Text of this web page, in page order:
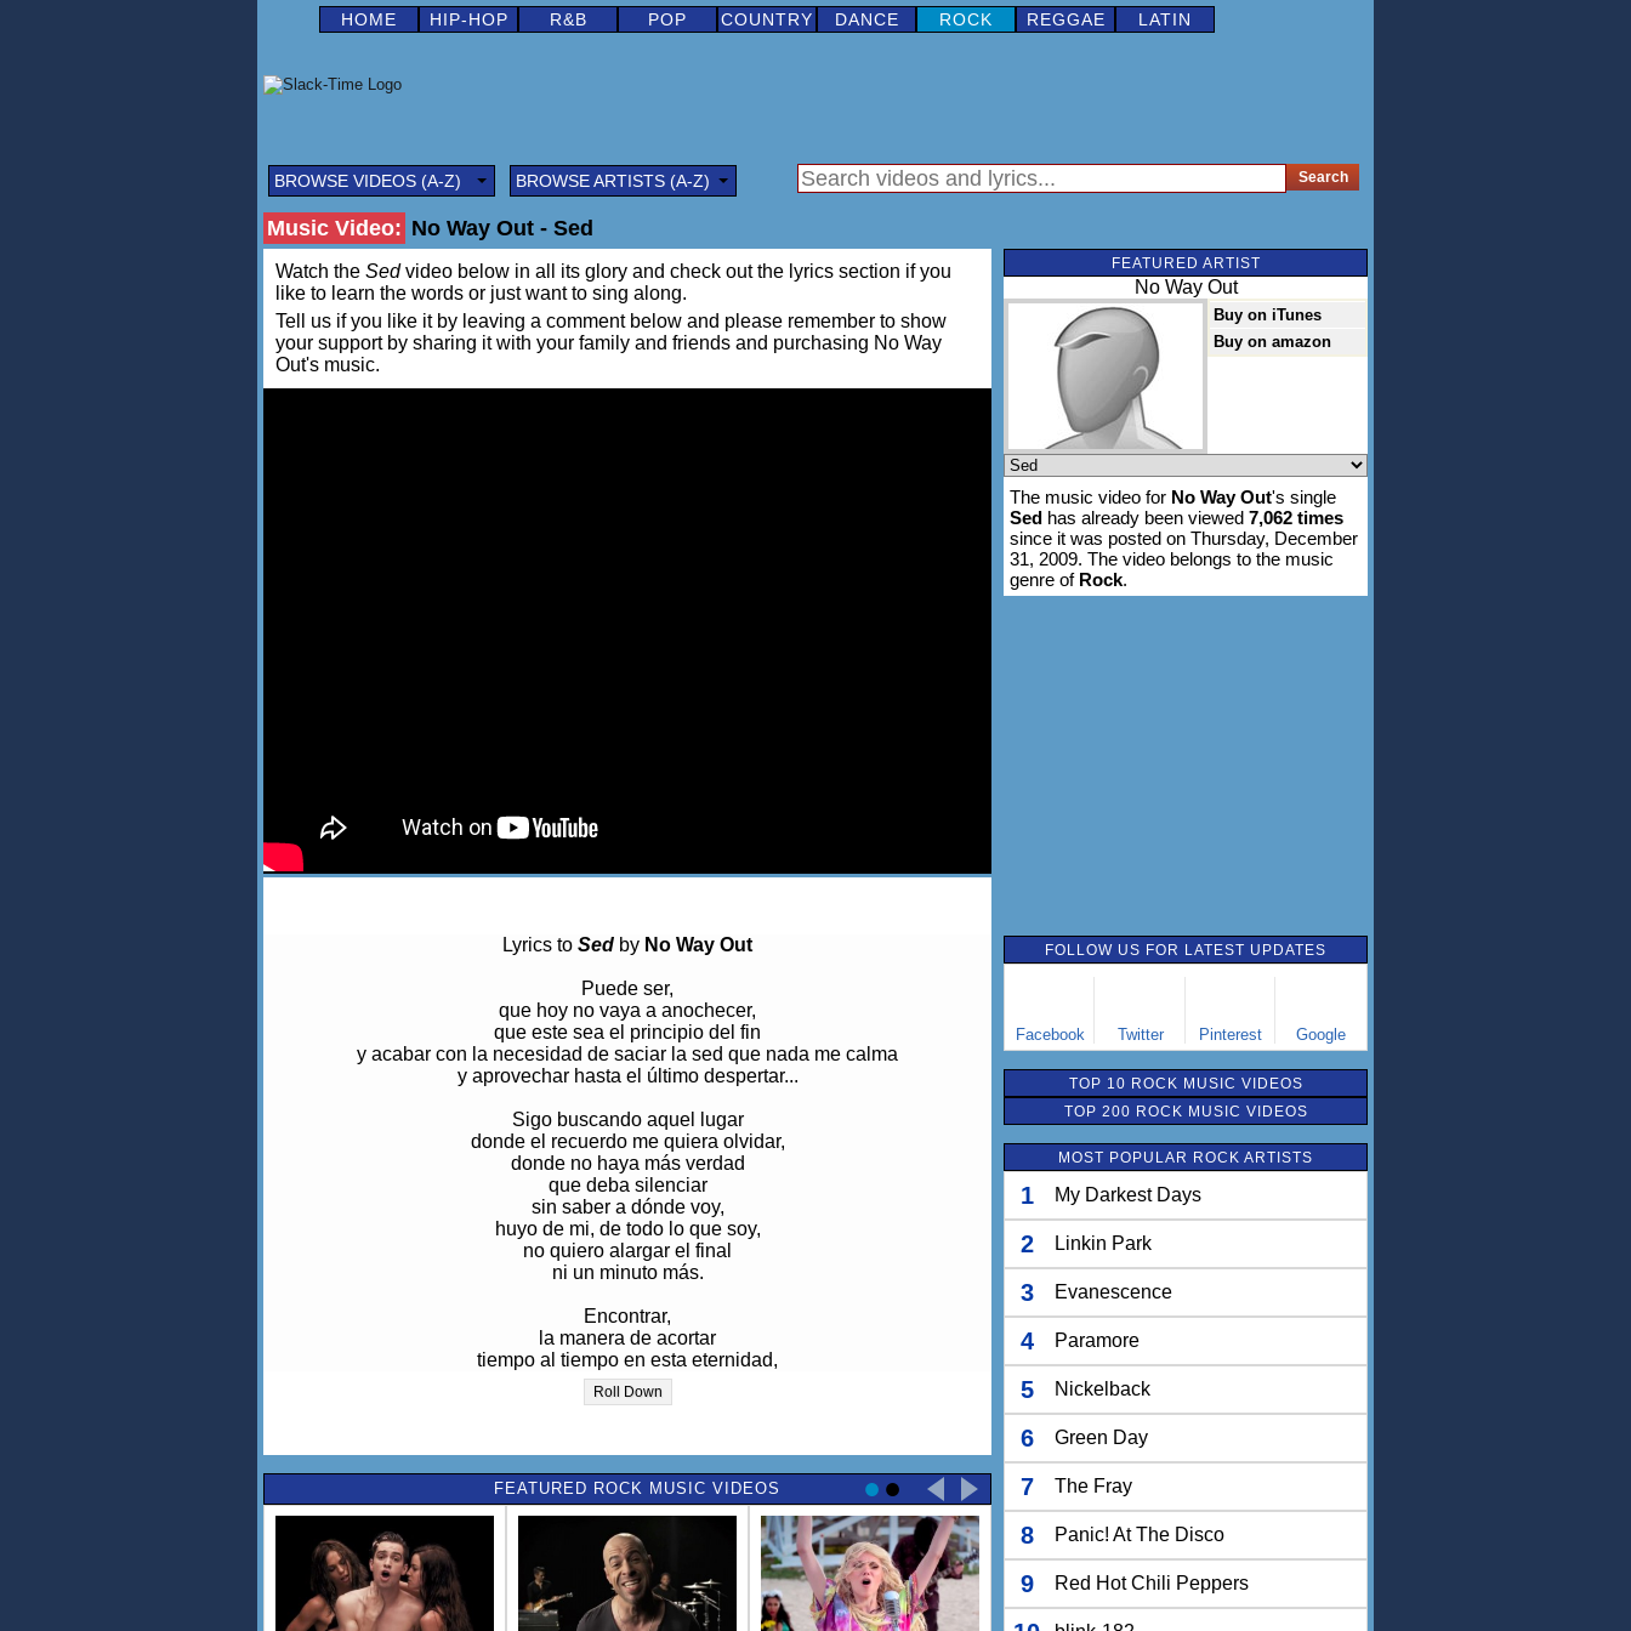
HOME HIP-HOP R&B POP COUNTRY DANCE ROCK REGGAE LATIN
BROWSE VIDEOS (A-Z) BROWSE ARTISTS (A-Z)
Music Video: No Way Out - Sed
Watch the Sedvideo below in all its glory and check out the lyrics section if you
like to learn the words or just want to sing along.
Tell us if you like it by leaving a comment below and please remember to show
your support by sharing it with your family and friends and purchasing No Way
Out's music.
Lyrics to Sed by No Way Out
Puede ser,
que hoy no vaya a anochecer,
que este sea el principio del fin
y acabar con la necesidad de saciar la sed que nada me calma
y aprovechar hasta el último despertar...
Sigo buscando aquel lugar
donde el recuerdo me quiera olvidar,
donde no haya más verdad
que deba silenciar
sin saber a dónde voy,
huyo de mi, de todo lo que soy,
no quiero alargar el final
ni un minuto más.
Encontrar,
la manera de acortar
tiempo al tiempo en esta eternidad,
tiempo al tiempo en esta eternidad.
Creo que estoy reprimiendo mi sed,
ni un minuto más.
Sigo buscando aquel lugar
donde el recuerdo me quiera olvidar,
donde no haya más verdad
que deba silenciar sin saber a dónde voy,
huyo de mi, de todo lo que soy,
no aguanto un minuto más (ni un minuto más).
Roll Down
FEATURED ROCK MUSIC VIDEOS
FEATURED ARTIST
No Way Out
Buy on iTunes
Buy on amazon
The music video for No Way Out's single
Sed has already been viewed 7,062 times
since it was posted on Thursday, December
31, 2009. The video belongs to the music
genre of Rock.
FOLLOW US FOR LATEST UPDATES
Facebook Twitter Pinterest Google
TOP 10 ROCK MUSIC VIDEOS
TOP 200 ROCK MUSIC VIDEOS
MOST POPULAR ROCK ARTISTS
1 My Darkest Days
2 Linkin Park
3 Evanescence
4 Paramore
5 Nickelback
6 Green Day
7 The Fray
8 Panic! At The Disco
9 Red Hot Chili Peppers